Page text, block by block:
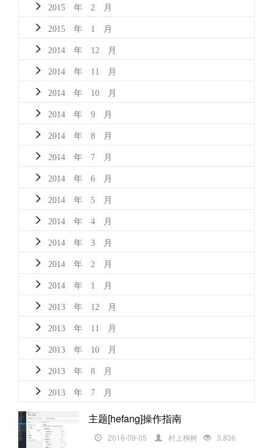
2015 年 2 月
2015 年 1 月
2014 年 12 月
2014 年 11 月
2014 年 10 月
2014 年 9 月
2014 年 8 月
2014 年 7 月
2014 年 6 月
2014 年 5 月
2014 年 4 月
2014 年 3 月
2014 年 2 月
2014 年 1 月
2013 年 12 月
2013 年 11 月
2013 年 10 月
2013 年 8 月
2013 年 7 月
主题[hefang]操作指南
2016-09-05 村上桐树 3,836